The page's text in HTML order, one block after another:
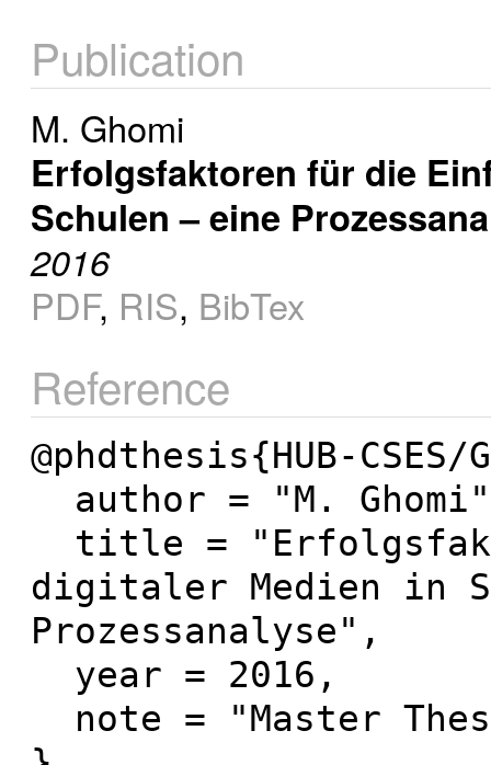
Publication
M. Ghomi
Erfolgsfaktoren für die
Schulen – eine
2016
PDF, RIS, BibTex
Reference
@phdthesis{HUB-CSES/
digitaler Medien in
Prozessanalyse",